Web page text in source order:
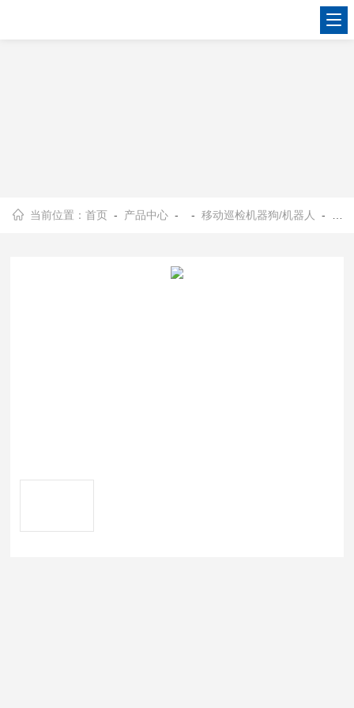
当前位置：首页 - 产品中心 - -移动巡检机器狗/机器人 - OSEN户外巡检机器狗多传感器融合算法开发定制